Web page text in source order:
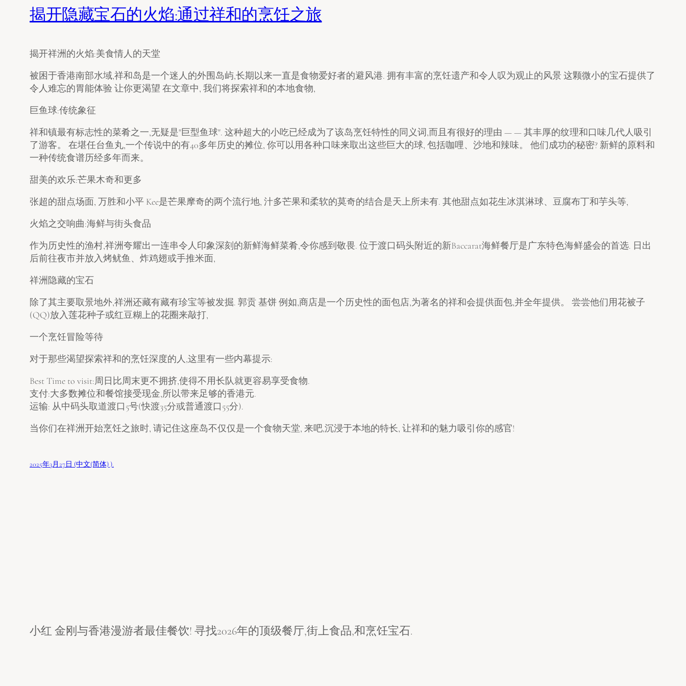
揭开隐藏宝石的火焰:通过祥和的烹饪之旅
揭开祥洲的火焰:美食情人的天堂
被困于香港南部水域,祥和岛是一个迷人的外围岛屿,长期以来一直是食物爱好者的避风港. 拥有丰富的烹饪遗产和令人叹为观止的风景 这颗微小的宝石提供了
令人难忘的胃能体验 让你更渴望 在文章中, 我们将探索祥和的本地食物,
巨鱼球:传统象征
祥和镇最有标志性的菜肴之一,无疑是"巨型鱼球". 这种超大的小吃已经成为了该岛烹饪特性的同义词,而且有很好的理由 — — 其丰厚的纹理和口味几代人吸引
了游客。 在堪任台鱼丸,一个传说中的有40多年历史的摊位, 你可以用各种口味来取出这些巨大的球, 包括咖哩、沙地和辣味。 他们成功的秘密? 新鲜的原料和
一种传统食谱历经多年而来。
甜美的欢乐:芒果木奇和更多
张超的甜点场面, 万胜和小平 Kee是芒果摩奇的两个流行地, 汁多芒果和柔软的莫奇的结合是天上所未有. 其他甜点如花生冰淇淋球、豆腐布丁和芋头等,
火焰之交响曲:海鲜与街头食品
作为历史性的渔村,祥洲夸耀出一连串令人印象深刻的新鲜海鲜菜肴,令你感到敬畏. 位于渡口码头附近的新Baccarat海鲜餐厅是广东特色海鲜盛会的首选. 日出
后前往夜市并放入烤鱿鱼、炸鸡翅或手推米面,
祥洲隐藏的宝石
除了其主要取景地外,祥洲还藏有藏有珍宝等被发掘. 郭贡 基饼 例如,商店是一个历史性的面包店,为著名的祥和会提供面包,并全年提供。 尝尝他们用花被子
(QQ)放入莲花种子或红豆糊上的花圈来敲打,
一个烹饪冒险等待
对于那些渴望探索祥和的烹饪深度的人,这里有一些内幕提示:
Best Time to visit:周日比周末更不拥挤,使得不用长队就更容易享受食物.
支付:大多数摊位和餐馆接受现金,所以带来足够的香港元.
运输: 从中码头取道渡口5号(快渡35分或普通渡口55分).
当你们在祥洲开始烹饪之旅时, 请记住这座岛不仅仅是一个食物天堂, 来吧,沉浸于本地的特长, 让祥和的魅力吸引你的感官!
2025年3月27日 (中文(简体) ).
小红 金刚与香港漫游者最佳餐饮! 寻找2026年的顶级餐厅,街上食品,和烹饪宝石.